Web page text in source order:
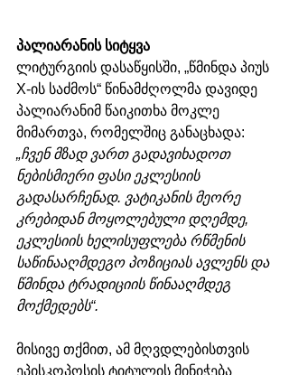
პალიარანის სიტყვა
ლიტურგიის დასაწყისში, „წმინდა პიუს
X-ის საძმოს“ წინამძღოლმა დავიდე
პალიარანიმ წაიკითხა მოკლე
მიმართვა, რომელშიც განაცხადა:
„ჩვენ მზად ვართ გადავიხადოთ
ნებისმიერი ფასი ეკლესიის
გადასარჩენად. ვატიკანის მეორე
კრებიდან მოყოლებული დღემდე,
ეკლესიის ხელისუფლება რწმენის
საწინააღმდეგო პოზიციას ავლენს და
წმინდა ტრადიციის წინააღმდეგ
მოქმედებს“.
მისივე თქმით, ამ მღვდლებისთვის
ეპისკოპოსის ტიტულის მინიჭება